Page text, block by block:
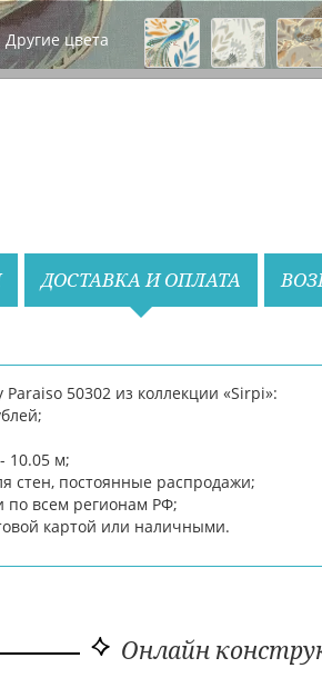
Другие цвета
Назад
ДОСТАВКА И ОПЛАТА
50302 из коллекции «Sirpi»:
10.05 м;
стен, постоянные распродажи;
по всем регионам РФ;
картой или наличными.
Онлайн